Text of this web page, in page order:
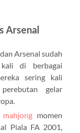
Arsenal
Arsenal sudah
di berbagai
sering kali
gelar
mahjong momen
Piala FA 2001,